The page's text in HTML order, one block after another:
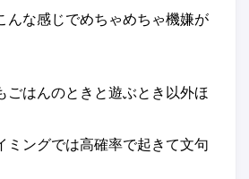
んな感じでめちゃめちゃ機嫌が
ごはんのときと遊ぶとき以外ほ
ミングでは高確率で起きて文句